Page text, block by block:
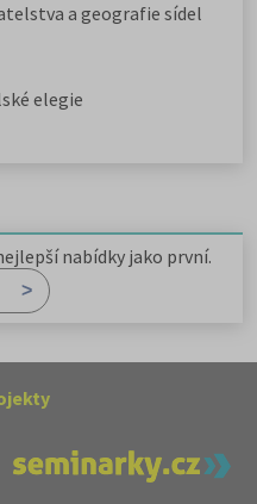
a geografie sídel
elegie
nabídky jako první.